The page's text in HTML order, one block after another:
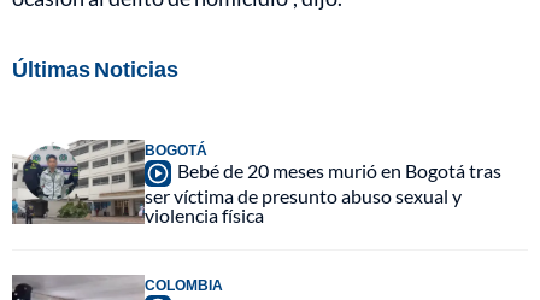
Últimas Noticias
BOGOTÁ
Bebé de 20 meses murió en Bogotá tras
ser víctima de presunto abuso sexual y
violencia física
COLOMBIA